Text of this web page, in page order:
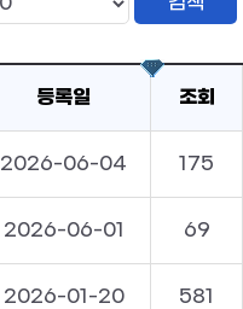
등록일 조회
2026-06-04 175
2026-06-01 69
2026-01-20 581